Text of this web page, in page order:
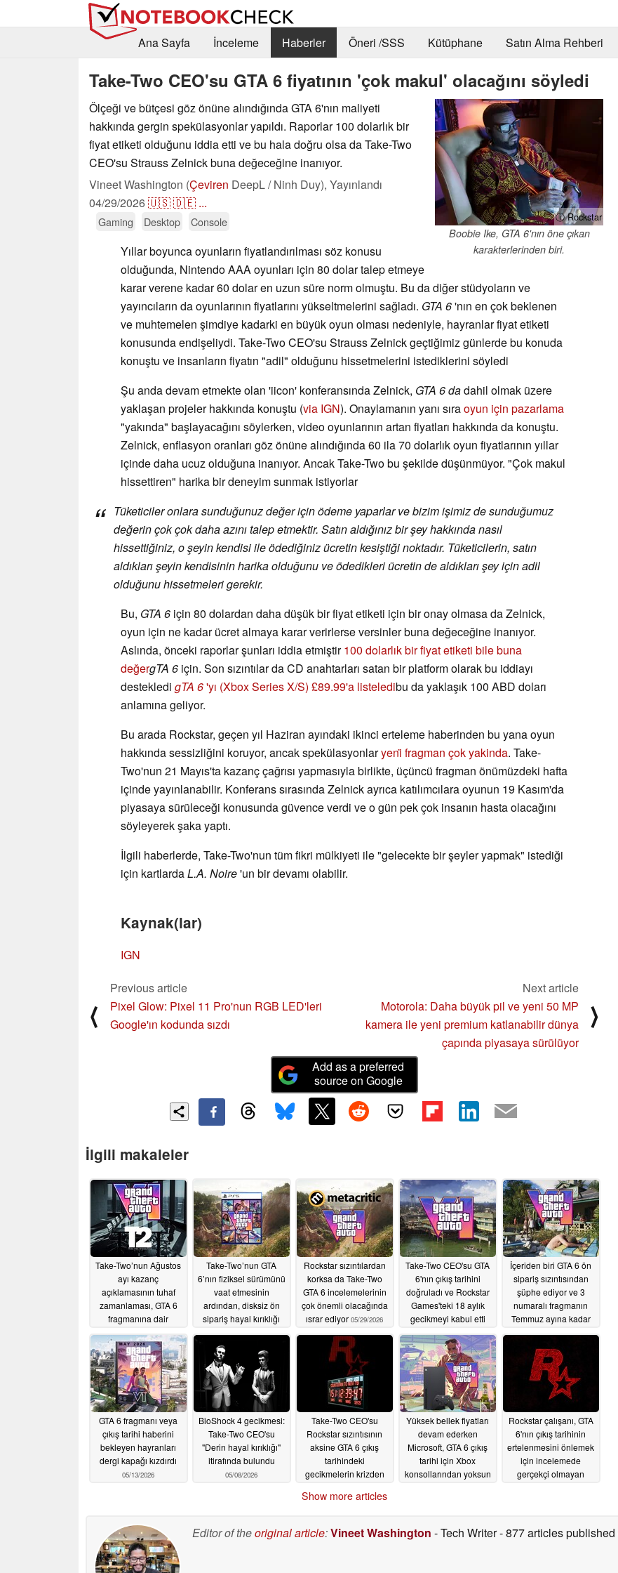
Ana Sayfa
İnceleme Haberler Öneri /SSS Kütüphane Satın Alma Rehberi
Take-Two CEO'su GTA 6 fiyatının 'çok makul' olacağını söyledi
ⓘ Rockstar
Boobie Ike, GTA 6'nın öne çıkan
karakterlerinden biri.
Ölçeği ve bütçesi göz önüne alındığında GTA 6'nın maliyeti
hakkında gergin spekülasyonlar yapıldı. Raporlar 100 dolarlık bir
fiyat etiketi olduğunu iddia etti ve bu hala doğru olsa da Take-Two
CEO'su Strauss Zelnick buna değeceğine inanıyor.
Vineet Washington (Çeviren DeepL / Ninh Duy), Yayınlandı
04/29/2026🇺🇸🇩🇪 ...
Gaming Desktop Console
Yıllar boyunca oyunların fiyatlandırılması söz konusu
olduğunda, Nintendo AAA oyunları için 80 dolar talep etmeye
karar verene kadar 60 dolar en uzun süre norm olmuştu. Bu da diğer stüdyoların ve
yayıncıların da oyunlarının fiyatlarını yükseltmelerini sağladı. GTA 6'nın en çok beklenen
ve muhtemelen şimdiye kadarki en büyük oyun olması nedeniyle, hayranlar fiyat etiketi
konusunda endişeliydi. Take-Two CEO'su Strauss Zelnick geçtiğimiz günlerde bu konuda
konuştu ve insanların fiyatın "adil" olduğunu hissetmelerini istediklerini söyledi
Şu anda devam etmekte olan 'iicon' konferansında Zelnick, GTA 6 dadahil olmak üzere
yaklaşan projeler hakkında konuştu (via IGN). Onaylamanın yanı sıraoyun için pazarlama
"yakında" başlayacağını söylerken, video oyunlarının artan fiyatları hakkında da konuştu.
Zelnick, enflasyon oranları göz önüne alındığında 60 ila 70 dolarlık oyun fiyatlarının yıllar
içinde daha ucuz olduğuna inanıyor. Ancak Take-Two bu şekilde düşünmüyor. "Çok makul
hissettiren" harika bir deneyim sunmak istiyorlar
Tüketiciler onlara sunduğunuz değer için ödeme yaparlar ve bizim işimiz de sunduğumuz
değerin çok çok daha azını talep etmektir. Satın aldığınız bir şey hakkında nasıl
hissettiğiniz, o şeyin kendisi ile ödediğiniz ücretin kesiştiği noktadır. Tüketicilerin, satın
aldıkları şeyin kendisinin harika olduğunu ve ödedikleri ücretin de aldıkları şey için adil
olduğunu hissetmeleri gerekir.
Bu, GTA 6 için 80 dolardan daha düşük bir fiyat etiketi için bir onay olmasa da Zelnick,
oyun için ne kadar ücret almaya karar verirlerse versinler buna değeceğine inanıyor.
Aslında, önceki raporlar şunları iddia etmiştir100 dolarlık bir fiyat etiketi bile buna
değergTA 6 için. Son sızıntılar da CD anahtarları satan bir platform olarak bu iddiayı
destekledi gTA 6'yı (Xbox Series X/S) £89.99'a listeledibu da yaklaşık 100 ABD doları
anlamına geliyor.
Bu arada Rockstar, geçen yıl Haziran ayındaki ikinci erteleme haberinden bu yana oyun
hakkında sessizliğini koruyor, ancak spekülasyonlaryeni̇ fragman çok yakinda. Take-
Two'nun 21 Mayıs'ta kazanç çağrısı yapmasıyla birlikte, üçüncü fragman önümüzdeki hafta
içinde yayınlanabilir. Konferans sırasında Zelnick ayrıca katılımcılara oyunun 19 Kasım'da
piyasaya sürüleceği konusunda güvence verdi ve o gün pek çok insanın hasta olacağını
söyleyerek şaka yaptı.
İlgili haberlerde, Take-Two'nun tüm fikri mülkiyeti ile "gelecekte bir şeyler yapmak" istediği
için kartlardaL.A. Noire'un bir devamı olabilir.
Kaynak(lar)
IGN
⟨
Previous article
Pixel Glow: Pixel 11 Pro'nun RGB LED'leri
Google'ın kodunda sızdı
Next article
Motorola: Daha büyük pil ve yeni 50 MP
kamera ile yeni premium katlanabilir dünya
çapında piyasaya sürülüyor
⟩
Add as a preferred
source on Google
İlgili makaleler
Take-Two’nun Ağustos
ayı kazanç
açıklamasının tuhaf
zamanlaması, GTA 6
fragmanına dair
artırıyor07/10/2026
Take-Two’nun GTA
6’nın fiziksel sürümünü
vaat etmesinin
ardından, disksiz ön
sipariş hayal kırıklığı
06/25/2026
Rockstar sızıntılardan
korksa da Take-Two
GTA 6 incelemelerinin
çok önemli olacağında
ısrar ediyor 05/29/2026
Take-Two CEO'su GTA
6'nın çıkış tarihini
doğruladı ve Rockstar
Games'teki 18 aylık
gecikmeyi kabul etti
05/18/2026
İçeriden biri GTA 6 ön
sipariş sızıntısından
şüphe ediyor ve 3
numaralı fragmanın
Temmuz ayına kadar
söylüyor05/17/2026
GTA 6 fragmanı veya
çıkış tarihi haberini
bekleyen hayranları
dergi kapağı kızdırdı
05/13/2026
BioShock 4 gecikmesi:
Take-Two CEO'su
"Derin hayal kırıklığı"
itirafında bulundu
05/08/2026
Take-Two CEO'su
Rockstar sızıntısının
aksine GTA 6 çıkış
tarihindeki
gecikmelerin krizden
söyledi05/07/2026
Yüksek bellek fiyatları
devam ederken
Microsoft, GTA 6 çıkış
tarihi için Xbox
konsollarından yoksun
Rockstar çalışanı, GTA
6'nın çıkış tarihinin
ertelenmesini önlemek
için incelemede
gerçekçi olmayan
Show more articles
Editor of theoriginal article:Vineet Washington - Tech Writer- 877 articles